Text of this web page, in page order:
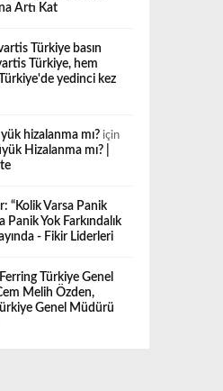
Artı Kat
Türkiye basın
Türkiye, hem
yedinci kez
hizalanma mı?için
Hizalanma mı? |
“Kolik Varsa Panik
Panik Yok Farkındalık
- Fikir Liderleri
Türkiye Genel
Melih Özden,
Genel Müdürü